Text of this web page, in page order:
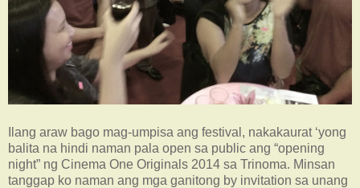
Ilang araw bago mag-umpisa ang festival, nakakaurat ‘yong
balita na hindi naman pala open sa public ang “opening
night” ng Cinema One Originals 2014 sa Trinoma. Minsan
tanggap ko naman ang mga ganitong by invitation sa unang